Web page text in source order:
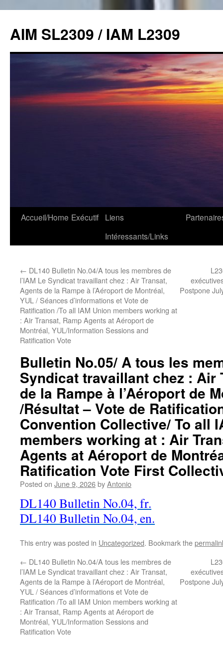
content
AIM SL2309 / IAM L2309
Accueil/Home Exécutif
Liens
Intéressants/Links
← DL140 Bulletin No.04/A tous les membres de
l’IAM Le Syndicat travaillant chez : Air Transat,
Agents de la Rampe à l’Aéroport de Montréal,
YUL / Séances d’informations et Vote de
Ratification /To all IAM Union members working at
: Air Transat, Ramp Agents at Aéroport de
Montréal, YUL/Information Sessions and
Ratification Vote
Postpone
Bulletin No.05/ A tous les
Syndicat travaillant chez : Air
de la Rampe à l’Aéroport de
/Résultat – Vote de
Convention Collective/ To all
members working at : Air
Agents at Aéroport de
Ratification Vote First
Posted on June 9, 2026byAntonio
DL140 Bulletin No.04, fr.
DL140 Bulletin No.04, en.
This entry was posted in Uncategorized. Bookmark the
← DL140 Bulletin No.04/A tous les membres de
l’IAM Le Syndicat travaillant chez : Air Transat,
Agents de la Rampe à l’Aéroport de Montréal,
YUL / Séances d’informations et Vote de
Ratification /To all IAM Union members working at
: Air Transat, Ramp Agents at Aéroport de
Montréal, YUL/Information Sessions and
Ratification Vote
Postpone